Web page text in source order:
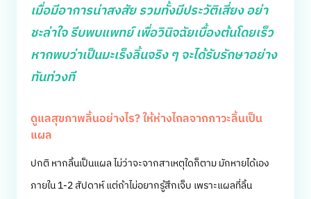
เมื่อมีอาการน่าสงสัย รวมทั้งมีประวัติเสี่ยง อย่า
ชะล่าใจ รีบพบแพทย์ เพื่อวินิจฉัยเบื้องต้นโดยเร็ว
หากพบว่าเป็นมะเร็งลิ้นจริง ๆ จะได้รับรักษาอย่าง
ทันท่วงที
ดูแลสุขภาพลิ้นอย่างไร? ให้ห่างไกลจากภาวะลิ้นเป็น
แผล
ปกติ หากลิ้นเป็นแผล ไม่ว่าจะจากสาเหตุใดก็ตาม มักหายได้เอง
ภายใน 1-2 สัปดาห์ แต่ถ้าไม่อยากรู้สึกเจ็บ เพราะแผลที่ลิ้น